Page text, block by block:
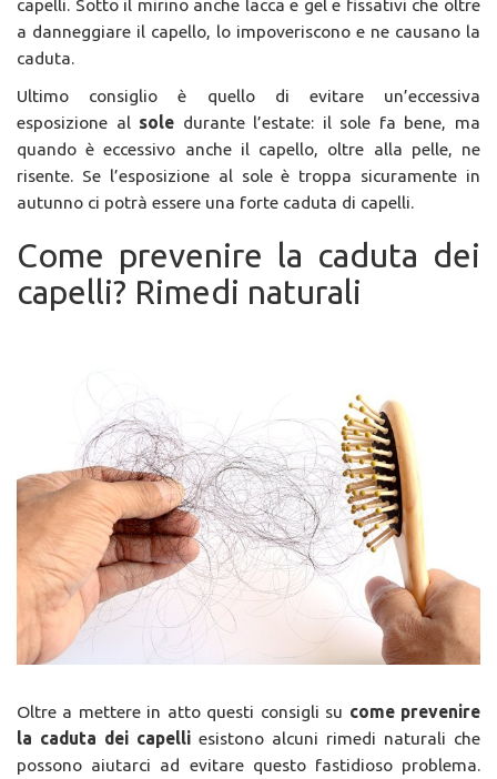
capelli. Sotto il mirino anche lacca e gel e fissativi che oltre
a danneggiare il capello, lo impoveriscono e ne causano la
caduta.
Ultimo consiglio è quello di evitare un’eccessiva
esposizione al sole durante l’estate: il sole fa bene, ma
quando è eccessivo anche il capello, oltre alla pelle, ne
risente. Se l’esposizione al sole è troppa sicuramente in
autunno ci potrà essere una forte caduta di capelli.
Come prevenire la caduta dei
capelli? Rimedi naturali
Oltre a mettere in atto questi consigli su come prevenire
la caduta dei capelli esistono alcuni rimedi naturali che
possono aiutarci ad evitare questo fastidioso problema.